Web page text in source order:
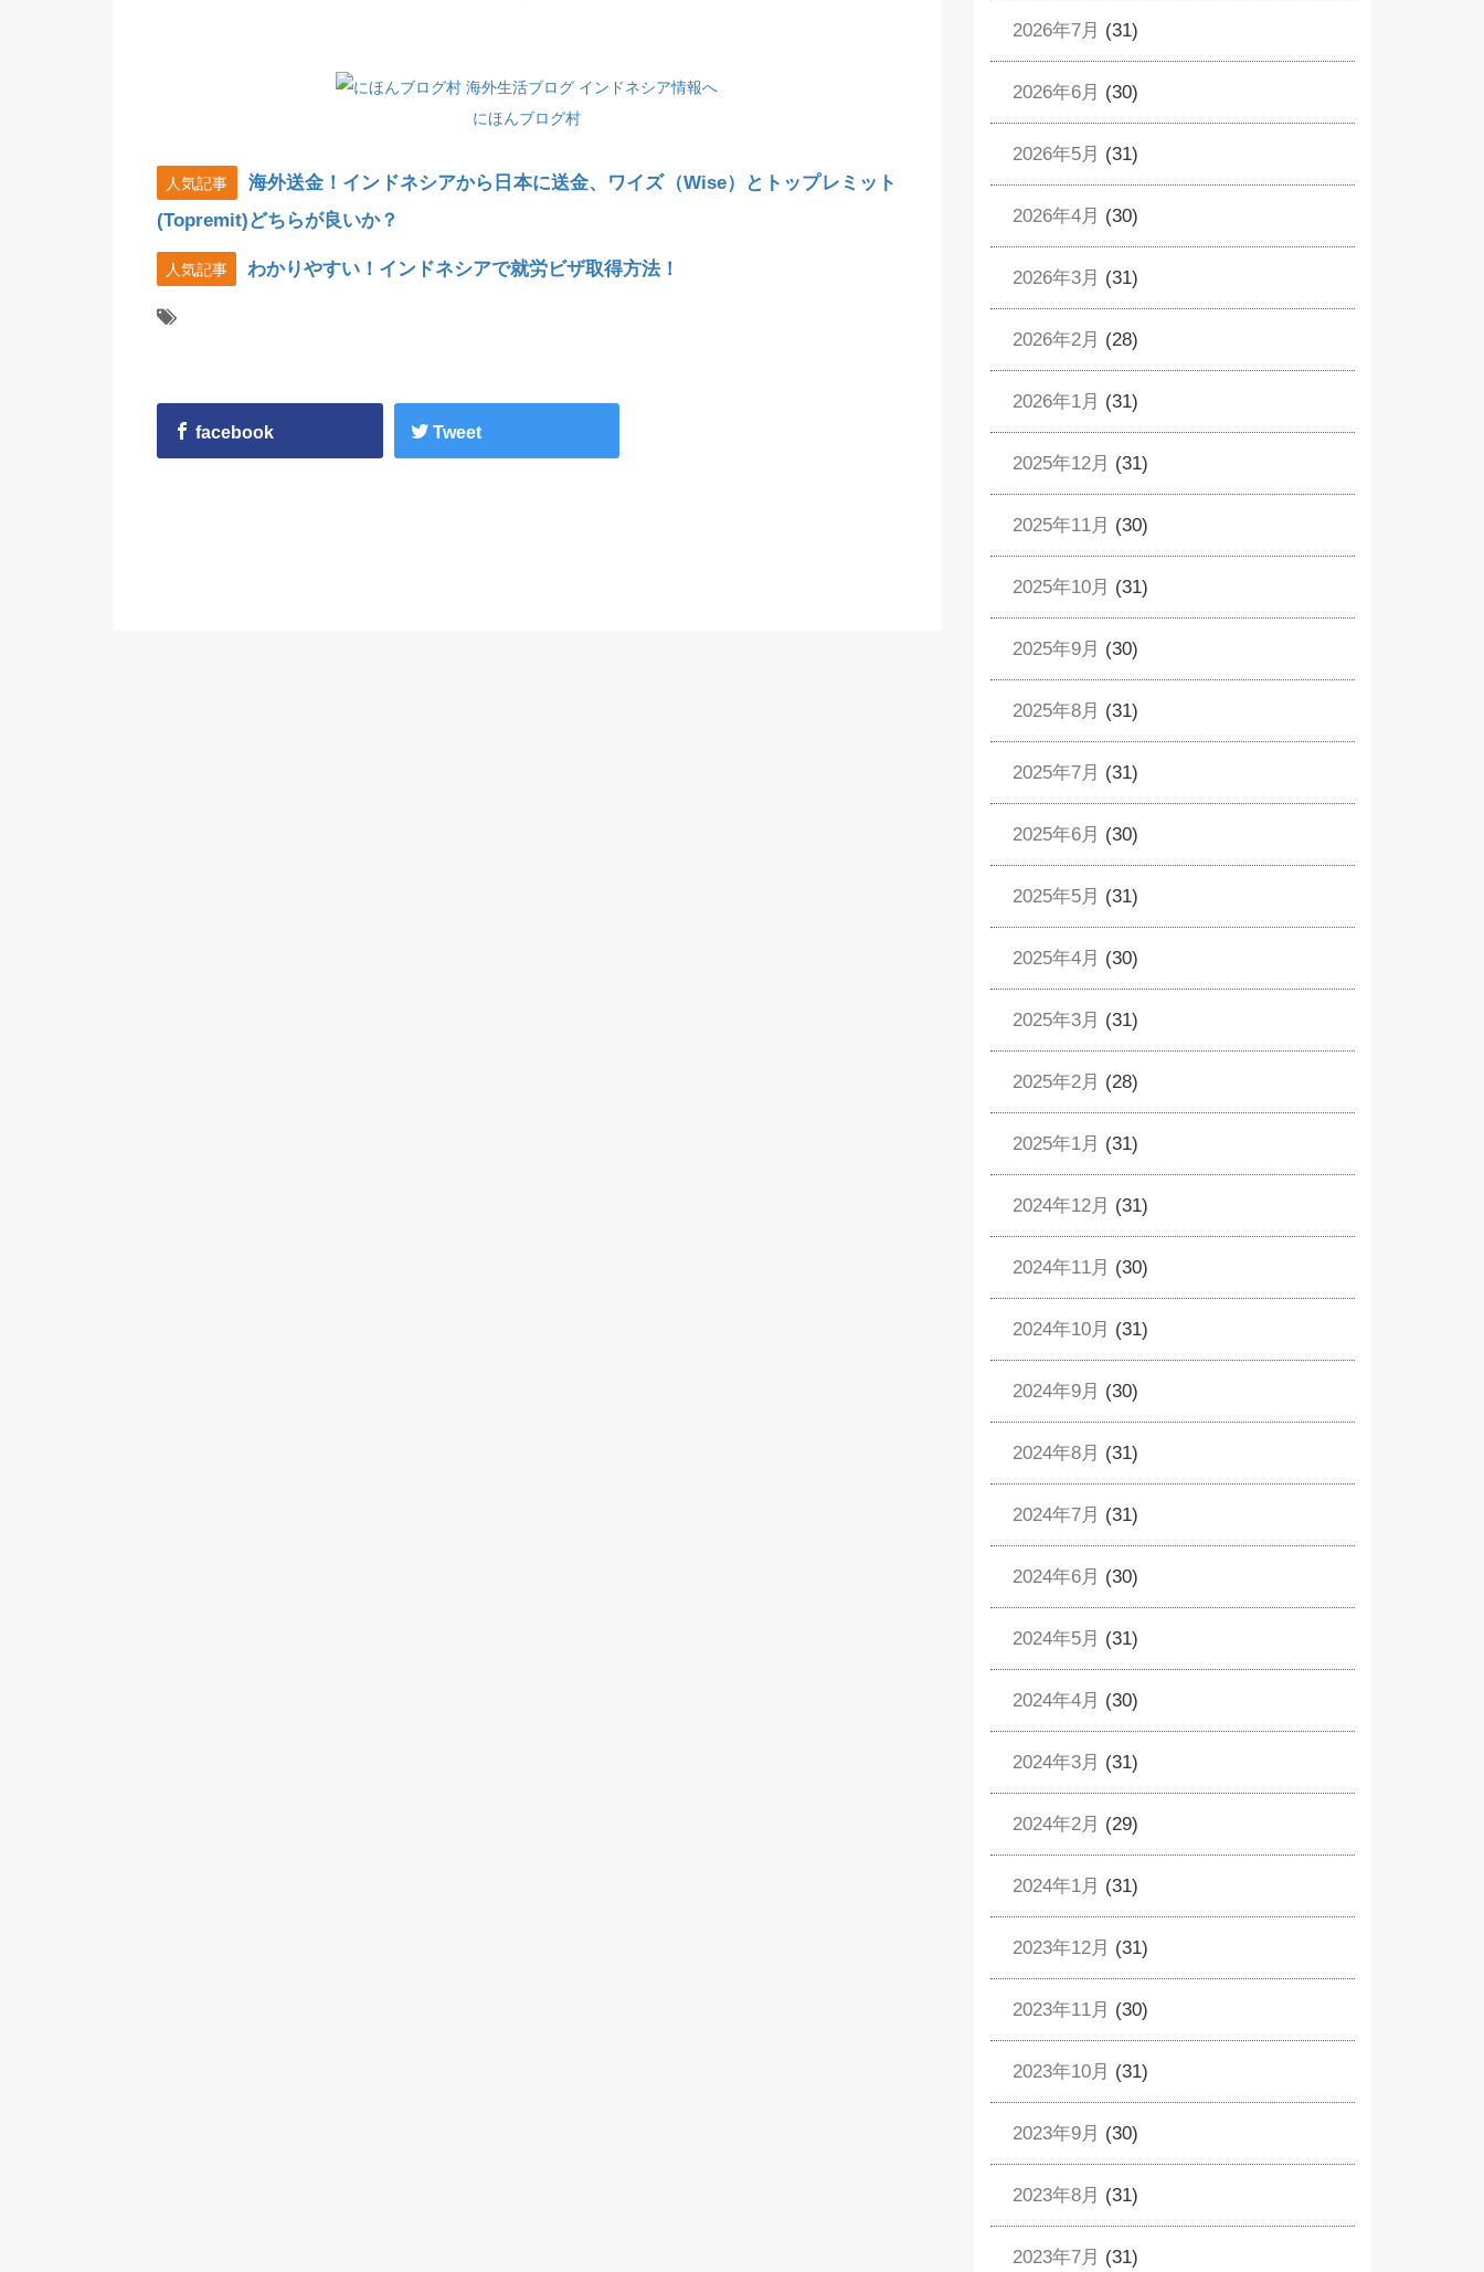
にほんブログ村
人気記事
海外送金！インドネシアから日本に送金、ワイズ（Wise）とトップレミット
(Topremit)どちらが良いか？
人気記事 わかりやすい！インドネシアで就労ビザ取得方法！
facebook Tweet
2026年7月 (31)
2026年6月 (30)
2026年5月 (31)
2026年4月 (30)
2026年3月 (31)
2026年2月 (28)
2026年1月 (31)
2025年12月 (31)
2025年11月 (30)
2025年10月 (31)
2025年9月 (30)
2025年8月 (31)
2025年7月 (31)
2025年6月 (30)
2025年5月 (31)
2025年4月 (30)
2025年3月 (31)
2025年2月 (28)
2025年1月 (31)
2024年12月 (31)
2024年11月 (30)
2024年10月 (31)
2024年9月 (30)
2024年8月 (31)
2024年7月 (31)
2024年6月 (30)
2024年5月 (31)
2024年4月 (30)
2024年3月 (31)
2024年2月 (29)
2024年1月 (31)
2023年12月 (31)
2023年11月 (30)
2023年10月 (31)
2023年9月 (30)
2023年8月 (31)
2023年7月 (31)